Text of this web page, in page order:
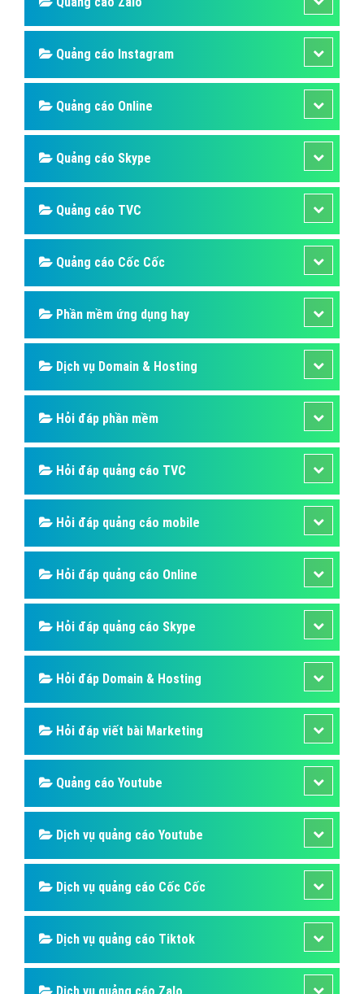
Quảng cáo Instagram
Quảng cáo Online
Quảng cáo Skype
Quảng cáo TVC
Quảng cáo Cốc Cốc
Phần mềm ứng dụng hay
Dịch vụ Domain & Hosting
Hỏi đáp phần mềm
Hỏi đáp quảng cáo TVC
Hỏi đáp quảng cáo mobile
Hỏi đáp quảng cáo Online
Hỏi đáp quảng cáo Skype
Hỏi đáp Domain & Hosting
Hỏi đáp viết bài Marketing
Quảng cáo Youtube
Dịch vụ quảng cáo Youtube
Dịch vụ quảng cáo Cốc Cốc
Dịch vụ quảng cáo Tiktok